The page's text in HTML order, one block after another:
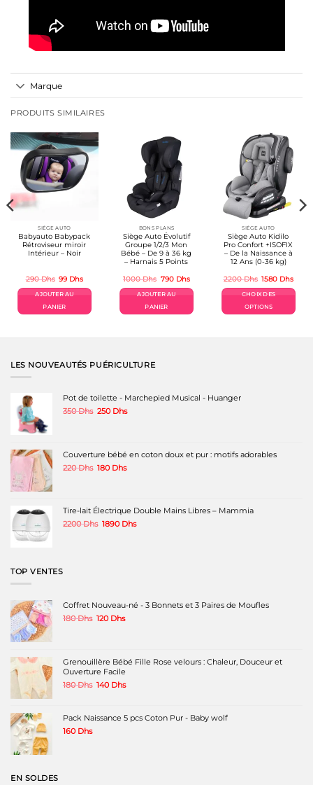
Marque
PRODUITS SIMILAIRES
SIÈGE AUTO
Babyauto Babypack
Rétroviseur miroir
Intérieur – Noir
290Dhs Le
initial
était :
290 Dhs.
99 DhsLe
actuel
AJOUTER AU
PANIER
BONS PLANS
Siège Auto Évolutif
Groupe 1/2/3 Mon
Bébé – De 9 à 36 kg
– Harnais 5 Points
1000Dhs Le
initial
était :
1000 Dhs.
790 DhsLe
actuel
AJOUTER AU
PANIER
SIÈGE AUTO
Siège Auto Kidilo
Pro Confort +ISOFIX
– De la Naissance à
12 Ans (0-36 kg)
2200Dhs Le
initial
était :
2200 Dhs.
1580 DhsLe
CHOIX DES
OPTIONS
a
du
LES NOUVEAUTÉS PUÉRICULTURE
Pot de toilette - Marchepied Musical - Huanger
350Dhs Le
350 Dhs.
250 DhsLe
Couverture bébé en coton doux et pur : motifs adorables
220Dhs Le
220 Dhs.
180 DhsLe
180 Dhs.
Tire-lait Électrique Double Mains Libres – Mammia
2200Dhs Le
1890 DhsLe
TOP VENTES
Coffret Nouveau-né - 3 Bonnets et 3 Paires de Moufles
180Dhs Le
180 Dhs.
120 DhsLe
120 Dhs.
Grenouillère Bébé Fille Rose velours : Chaleur, Douceur et
Ouverture Facile
180Dhs Le
180 Dhs.
140 DhsLe
est :
140 Dhs.
Pack Naissance 5 pcs Coton Pur - Baby wolf
160 Dhs
EN SOLDES